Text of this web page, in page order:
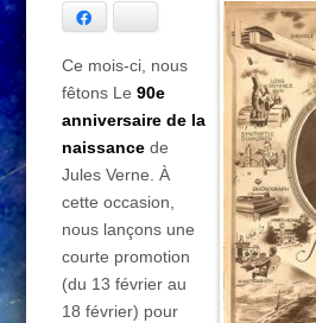
Ce mois-ci, nous
fêtons Le 90e
anniversaire de la
naissance de
Jules Verne. À
cette occasion,
nous lançons une
courte promotion
(du 13 février au
18 février) pour